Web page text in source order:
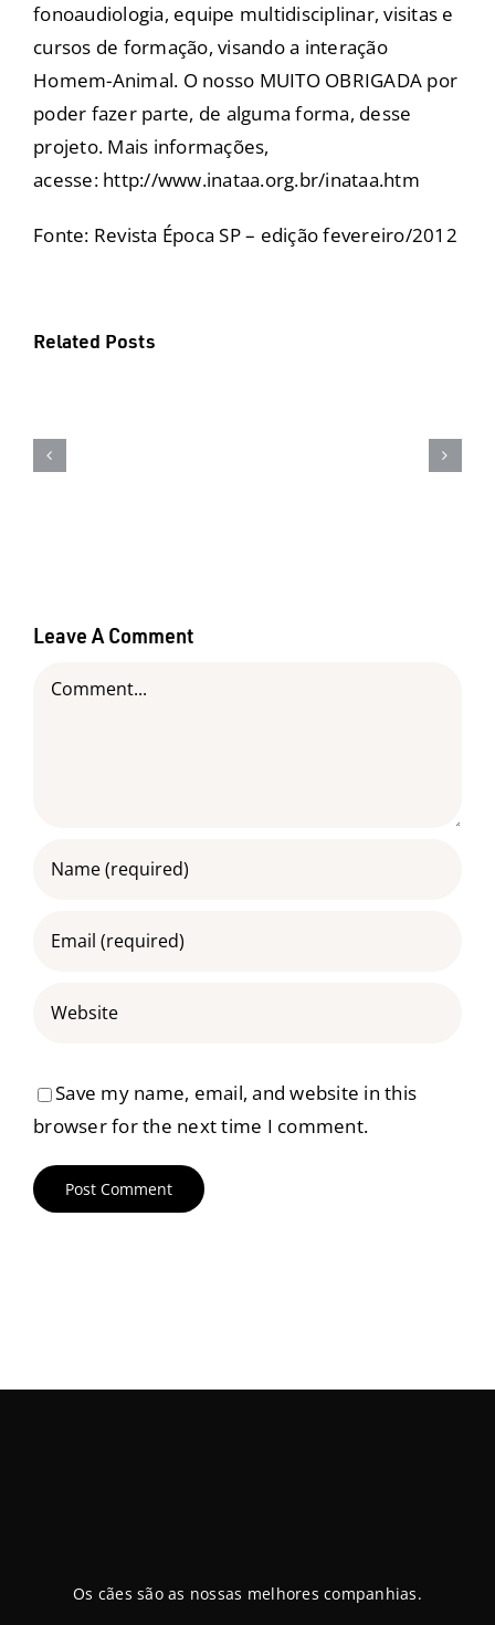
fonoaudiologia, equipe multidisciplinar, visitas e
cursos de formação, visando a interação
Homem-Animal. O nosso MUITO OBRIGADA por
poder fazer parte, de alguma forma, desse
projeto. Mais informações,
acesse: http://www.inataa.org.br/inataa.htm
Fonte: Revista Época SP – edição fevereiro/2012
Related Posts
Leave A Comment
Comment
Save my name, email, and website in this
browser for the next time I comment.
Os cães são as nossas melhores companhias.